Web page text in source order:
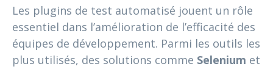
Les plugins de test automatisé jouent un rôle
essentiel dans l’amélioration de l’efficacité des
équipes de développement. Parmi les outils les
plus utilisés, des solutions comme Selenium et